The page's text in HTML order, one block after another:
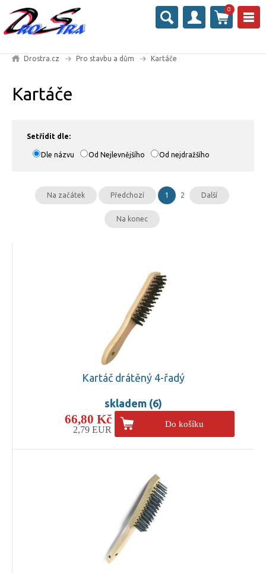
0
Drostra.cz Pro stavbu a dům Kartáče
Kartáče
Setřídit dle:
Dle názvu Od Nejlevnějšího Od nejdražšího
Na začátek Předchozí 1 2 Další
Na konec
Kartáč drátěný 4-řadý
skladem (6)
66,80 Kč
2,79 EUR
Do košíku